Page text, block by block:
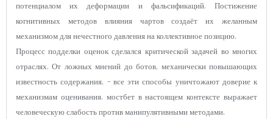
потенциалом их деформации и фальсификаций. Постижение
когнитивных методов влияния чартов создаёт их желанным
механизмом для нечестного давления на коллективное позицию.
Процесс подделки оценок сделался критической задачей во многих
отраслях. От ложных мнений до ботов, механически повышающих
известность содержания, – все эти способы уничтожают доверие к
механизмам оценивания. мостбет в настоящем контексте выражает
человеческую слабость против манипулятивными методами.